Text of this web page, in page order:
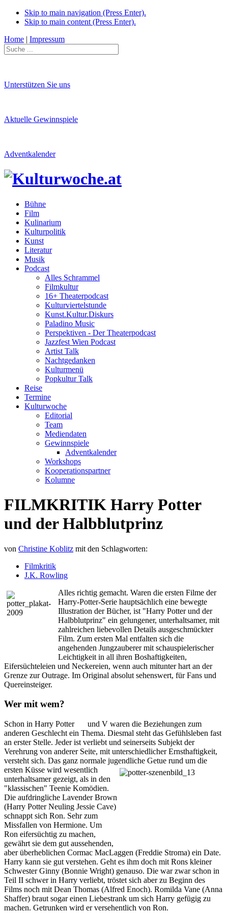
Skip to main navigation (Press Enter).
Skip to main content (Press Enter).
Home | Impressum
Unterstützen Sie uns
Aktuelle Gewinnspiele
Adventkalender
Bühne
Film
Kulinarium
Kulturpolitik
Kunst
Literatur
Musik
Podcast
Alles Schrammel
Filmkultur
16+ Theaterpodcast
Kulturviertelstunde
Kunst.Kultur.Diskurs
Paladino Music
Perspektiven - Der Theaterpodcast
Jazzfest Wien Podcast
Artist Talk
Nachtgedanken
Kulturmenü
Popkultur Talk
Reise
Termine
Kulturwoche
Editorial
Team
Mediendaten
Gewinnspiele
Adventkalender
Workshops
Kooperationspartner
Kolumne
FILMKRITIK Harry Potter
und der Halbblutprinz
von Christine Koblitz mit den Schlagworten:
Filmkritik
J.K. Rowling
Alles richtig gemacht. Waren die ersten Filme der
Harry-Potter-Serie hauptsächlich eine bewegte
Illustration der Bücher, ist "Harry Potter und der
Halbblutprinz" ein gelungener, unterhaltsamer, mit
zahlreichen liebevollen Details ausgeschmückter
Film. Zum ersten Mal entfalten sich die
angehenden Jungzauberer mit schauspielerischer
Leichtigkeit in all ihren Boshaftigkeiten,
Eifersüchteleien und Neckereien, wenn auch mitunter hart an der
Grenze zur Outrage. Im Original absolut sehenswert, für Fans und
Quereinsteiger.
Wer mit wem?
Schon in Harry Potter
und V waren die Beziehungen zum
anderen Geschlecht ein Thema. Diesmal steht das Gefühlsleben fast
an erster Stelle. Jeder ist verliebt und seinerseits Subjekt der
Verehrung von anderer Seite, mit unterschiedlicher Ernsthaftigkeit,
versteht sich. Das ganz normale jugendliche Getue rund um die
ersten Küsse wird wesentlich
unterhaltsamer gezeigt, als in den
"klassischen" Teenie Komödien.
Die aufdringliche Lavender Brown
(Harry Potter Neuling Jessie Cave)
schnappt sich Ron. Sehr zum
Missfallen von Hermione. Um
Ron eifersüchtig zu machen,
gewährt sie dem gut aussehenden,
aber überheblichen Cormac MacLaggen (Freddie Stroma) ein Date.
Harry kann sie gut verstehen. Geht es ihm doch mit Rons kleiner
Schwester Ginny (Bonnie Wright) genauso. Die war zwar schon in
Teil II schwer in Harry verliebt, tröstet sich aber zu Beginn des
Films noch mit Dean Thomas (Alfred Enoch). Romilda Vane (Anna
Shaffer) braut sogar einen Liebestrank um sich Harry gefügig zu
machen. Getrunken wird er versehentlich von Ron.